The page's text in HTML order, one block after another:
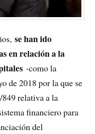
se han ido
en relación a la
-como la
de 2018 por la que se
relativa a la
financiero para
del